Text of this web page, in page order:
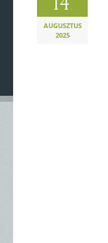
.
AUGUSZTUS
2025